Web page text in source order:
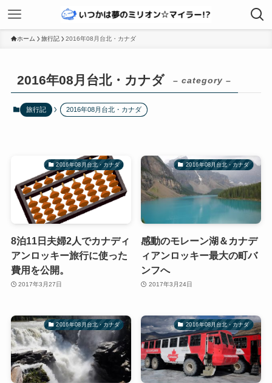
ホーム 旅行記 2016年08月台北・カナダ
2016年08月台北・カナダ – category –
旅行記 2016年08月台北・カナダ
2016年08月台北・カナダ
8泊11日夫婦2人でカナディ
アンロッキー旅行に使った
費用を公開。
2017年3月27日
2016年08月台北・カナダ
感動のモレーン湖＆カナデ
ィアンロッキー最大の町バ
ンフへ
2017年3月24日
2016年08月台北・カナダ 2016年08月台北・カナダ